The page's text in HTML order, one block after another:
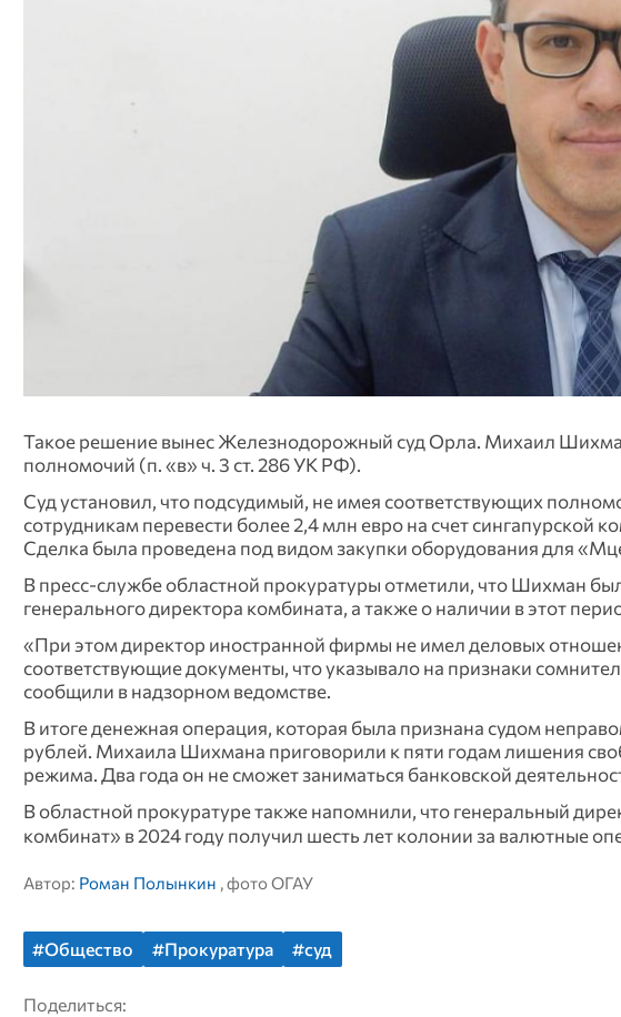
Такое решение вынес Железнодорожный суд Орла. Михаил
полномочий (п. «в» ч. 3 ст. 286 УК РФ).
Суд установил, что подсудимый, не имея соответствующих
сотрудникам перевести более 2,4 млн евро на счет
Сделка была проведена под видом закупки оборудования для
В пресс-службе областной прокуратуры отметили, что Шихман
генерального директора комбината, а также о наличии в этот
«При этом директор иностранной фирмы не имел деловых
соответствующие документы, что указывало на признаки
сообщили в надзорном ведомстве.
В итоге денежная операция, которая была признана судом
рублей. Михаила Шихмана приговорили к пяти годам лишения
режима. Два года он не сможет заниматься банковской
В областной прокуратуре также напомнили, что генеральный
комбинат» в 2024 году получил шесть лет колонии за валютные
Автор: Роман Полынкин , фото ОГАУ
#Общество #Прокуратура #суд
Поделиться: